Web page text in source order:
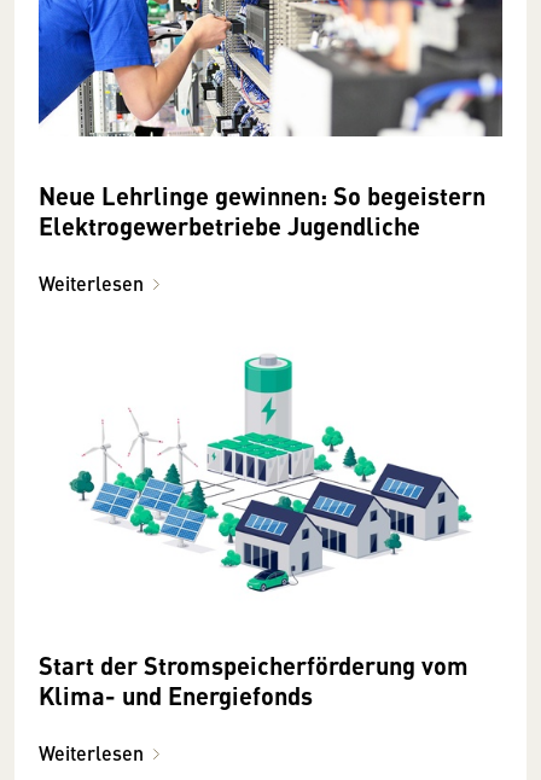
Neue Lehrlinge gewinnen: So begeistern
Elektrogewerbetriebe Jugendliche
Weiterlesen
Start der Stromspeicherförderung vom
Klima- und Energiefonds
Weiterlesen